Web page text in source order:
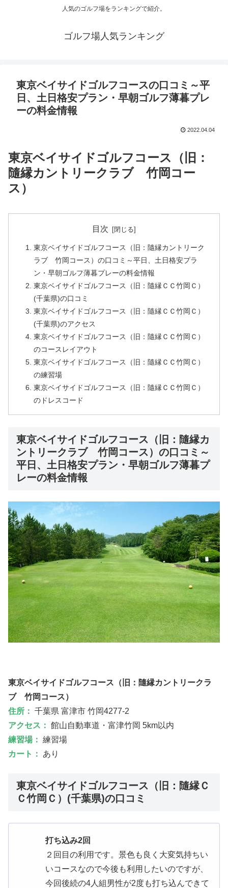
人気のゴルフ場をランキングで紹介。
ゴルフ場人気ランキング
東京ベイサイドゴルフコースの口コミ～平
日、土日格安プラン・早朝ゴルフ薄暮プレ
ーの料金情報
2022.04.04
東京ベイサイドゴルフコース（旧：
隨縁カントリークラブ 竹岡コー
ス）
目次
東京ベイサイドゴルフコース（旧：隨縁カントリーク
ラブ 竹岡コース）の口コミ～平日、土日格安プラ
ン・早朝ゴルフ薄暮プレーの料金情報
東京ベイサイドゴルフコース（旧：隨縁ＣＣ竹岡Ｃ）
(千葉県)の口コミ
東京ベイサイドゴルフコース（旧：隨縁ＣＣ竹岡Ｃ）
(千葉県)のアクセス
東京ベイサイドゴルフコース（旧：隨縁ＣＣ竹岡Ｃ）
のコースレイアウト
東京ベイサイドゴルフコース（旧：隨縁ＣＣ竹岡Ｃ）
の練習場
東京ベイサイドゴルフコース（旧：隨縁ＣＣ竹岡Ｃ）
のドレスコード
東京ベイサイドゴルフコース（旧：隨縁カ
ントリークラブ 竹岡コース）の口コミ～
平日、土日格安プラン・早朝ゴルフ薄暮プ
レーの料金情報
東京ベイサイドゴルフコース（旧：隨縁カントリークラ
ブ 竹岡コース）
住所： 千葉県 富津市 竹岡4277-2
アクセス： 館山自動車道・富津竹岡 5km以内
練習場： 練習場
カート：
あり
東京ベイサイドゴルフコース（旧：隨縁Ｃ
Ｃ竹岡Ｃ）(千葉県)の口コミ
打ち込み2回
２回目の利用です。景色も良く大変気持ちい
いコースなので今後も利用したいのですが、
今回後続の4人組男性が2度も打ち込んできて